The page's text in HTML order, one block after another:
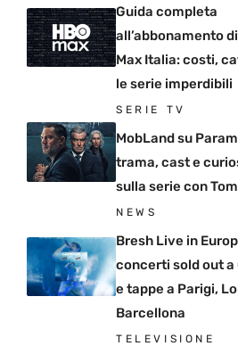
Guida completa
all’abbonamento
Max Italia: costi,
le serie imperdibili
SERIE TV
MobLand su
trama, cast e
sulla serie con
NEWS
Bresh Live in
concerti sold out a
e tappe a Parigi,
Barcellona
TELEVISIONE